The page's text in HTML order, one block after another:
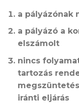
a pályázónak
a pályázó a
elszámolt
nincs
tartozás
iránti eljárás